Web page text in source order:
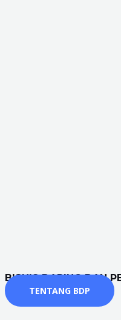
BISNIS DARING DAN
TENTANG BDP